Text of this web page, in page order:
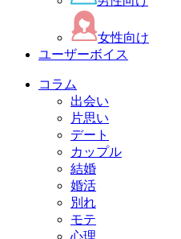
女性向け
ユーザーボイス
コラム
出会い
片思い
デート
カップル
結婚
婚活
別れ
モテ
心理